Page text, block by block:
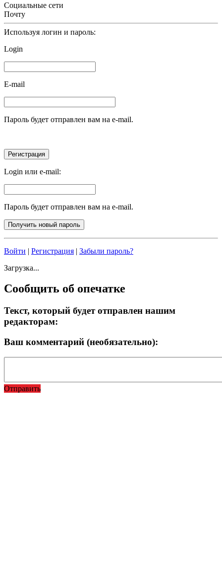
Социальные сети
Почту
Используя логин и пароль:
Login
E-mail
Пароль будет отправлен вам на e-mail.
Login или e-mail:
Пароль будет отправлен вам на e-mail.
Войти | Регистрация | Забыли пароль?
Загрузка...
Сообщить об опечатке
Текст, который будет отправлен нашим
редакторам:
Ваш комментарий (необязательно):
Отправить